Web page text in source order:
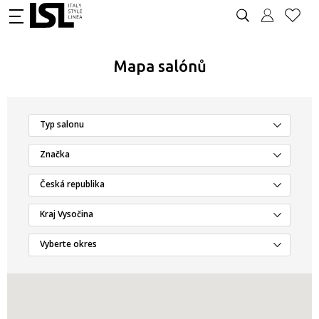
Mapa salónů
Typ salonu
Značka
Česká republika
Kraj Vysočina
Vyberte okres